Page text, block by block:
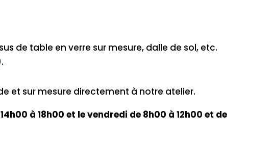
de table en verre sur mesure, dalle de sol, etc.
et sur mesure directement à notre atelier.
à 18h00 et le vendredi de 8h00 à 12h00 et de